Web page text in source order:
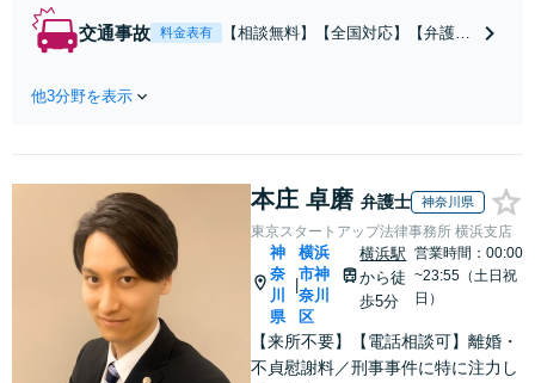
富
交通事故 料金表有
【相談無料】【全国対応】【弁護士
他3分野を表示
本庄 卓磨 弁護士 神奈川県
東京スタートアップ法律事務所 横浜支店
神
奈
川
県
横浜
市神
奈川
区
横浜駅
から徒
歩5分
営業時間：00:00
~23:55（土日祝
日）
【来所不要】【電話相談可】離婚・
不貞慰謝料／刑事事件に特に注力し